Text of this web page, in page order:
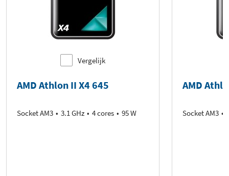
Vergelijk
AMD Athlon II X4 645
Socket AM3 3.1 GHz 4 cores 95 W
AMD
Socket AM3